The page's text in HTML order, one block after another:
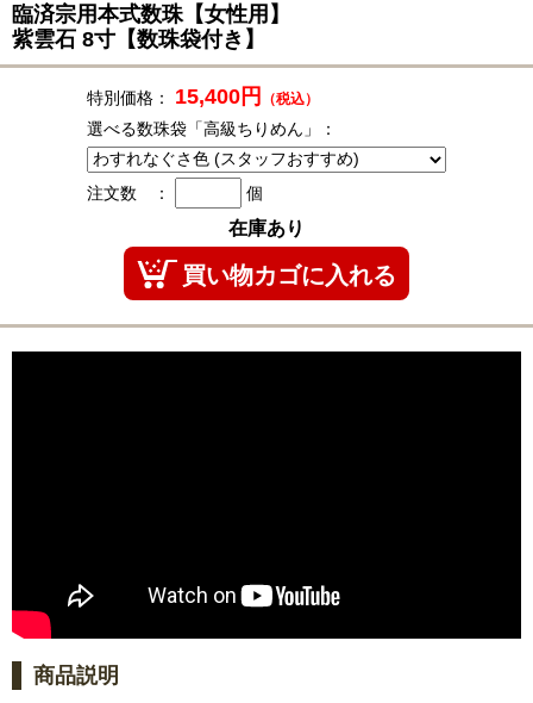
臨済宗用本式数珠 【女性用】
紫雲石 8寸【数珠袋付き】
特別価格： 15,400円 （税込）
選べる数珠袋「高級ちりめん」：
注文数 ： 個
在庫あり
商品説明